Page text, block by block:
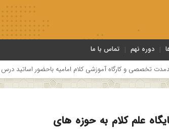
دوره نهم تماس با ما
کلام امامیه باحضور اساتید درس خارج کلام و اساتید
علم کلام به حوزه های